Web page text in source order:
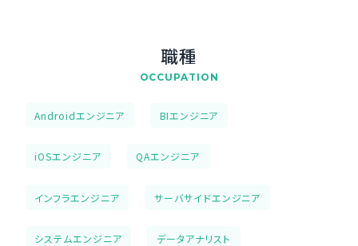
職種
OCCUPATION
Androidエンジニア BIエンジニア
iOSエンジニア QAエンジニア
インフラエンジニア サーバサイドエンジニア
システムエンジニア データアナリスト